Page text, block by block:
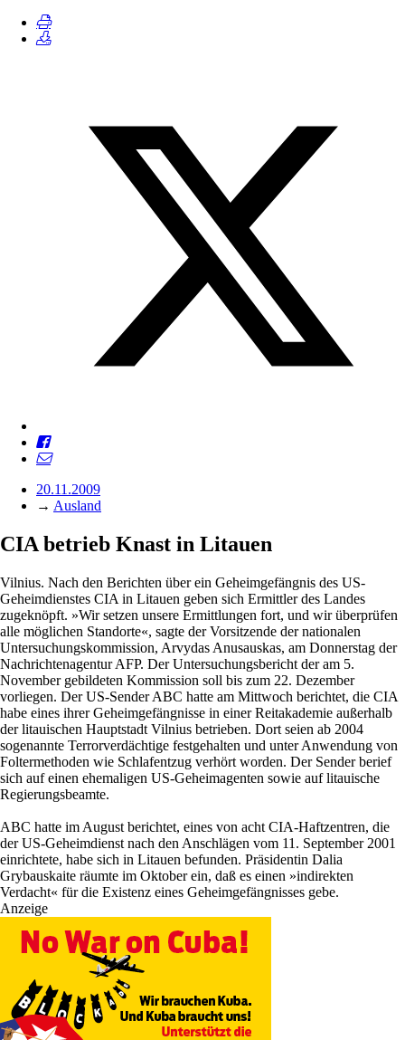
20.11.2009
→ Ausland
CIA betrieb Knast in Litauen
Vilnius. Nach den Berichten über ein Geheimgefängnis des US-
Geheimdienstes CIA in Litauen geben sich Ermittler des Landes
zugeknöpft. »Wir setzen unsere Ermittlungen fort, und wir überprüfen
alle möglichen Standorte«, sagte der Vorsitzende der nationalen
Untersuchungskommission, Arvydas Anusauskas, am Donnerstag der
Nachrichtenagentur AFP. Der Untersuchungsbericht der am 5.
November gebildeten Kommission soll bis zum 22. Dezember
vorliegen. Der US-Sender ABC hatte am Mittwoch berichtet, die CIA
habe eines ihrer Geheimgefängnisse in einer Reitakademie außerhalb
der litauischen Hauptstadt Vilnius betrieben. Dort seien ab 2004
sogenannte Terrorverdächtige festgehalten und unter Anwendung von
Foltermethoden wie Schlafentzug verhört worden. Der Sender berief
sich auf einen ehemaligen US-Geheimagenten sowie auf litauische
Regierungsbeamte.
ABC hatte im August berichtet, eines von acht CIA-Haftzentren, die
der US-Geheimdienst nach den Anschlägen vom 11. September 2001
einrichtete, habe sich in Litauen befunden. Präsidentin Dalia
Grybauskaite räumte im Oktober ein, daß es einen »indirekten
Verdacht« für die Existenz eines Geheimgefängnisses gebe.
Anzeige